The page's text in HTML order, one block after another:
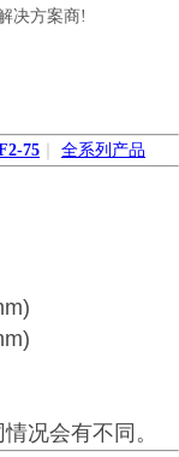
决方案商!
75 全系列产品
况会有不同。